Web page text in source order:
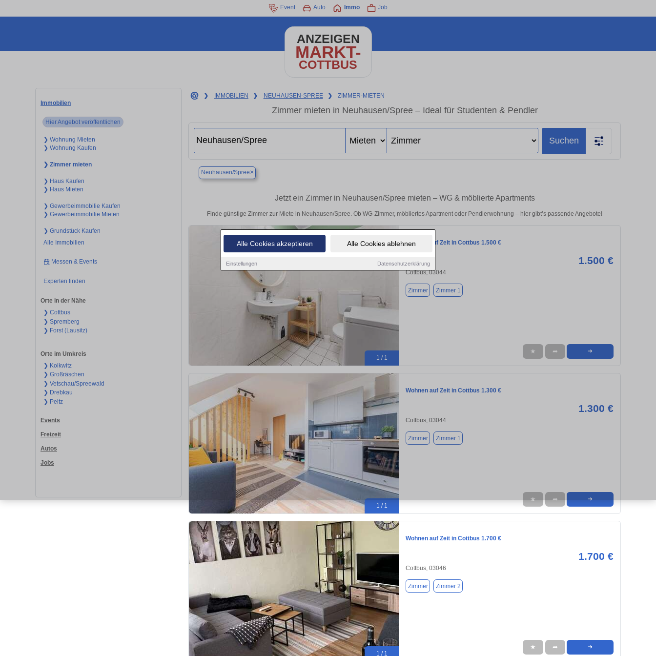
Alle Cookies akzeptieren Alle Cookies ablehnen
Einstellungen Datenschutzerklärung
Event Auto Immo Job
ANZEIGEN
MARKT-
COTTBUS
Immobilien
Hier Angebot veröffentlichen
❯ Wohnung Mieten
❯ Wohnung Kaufen
❯ Zimmer mieten
❯ Haus Kaufen
❯ Haus Mieten
❯ Gewerbeimmobilie Kaufen
❯ Gewerbeimmobilie Mieten
❯ Grundstück Kaufen
Alle Immobilien
Messen & Events
Experten finden
Orte in der Nähe
❯ Cottbus
❯ Spremberg
❯ Forst (Lausitz)
Orte im Umkreis
❯ Kolkwitz
❯ Großräschen
❯ Vetschau/Spreewald
❯ Drebkau
❯ Peitz
Events
Freizeit
Autos
Jobs
❯ IMMOBILIEN ❯ NEUHAUSEN-SPREE ❯ ZIMMER-MIETEN
Zimmer mieten in Neuhausen/Spree – Ideal für Studenten & Pendler
Suchen
Neuhausen/Spree×
Jetzt ein Zimmer in Neuhausen/Spree mieten – WG & möblierte Apartments
Finde günstige Zimmer zur Miete in Neuhausen/Spree. Ob WG-Zimmer, möbliertes Apartment oder Pendlerwohnung – hier gibt’s passende Angebote!
1 / 1
Wohnen auf Zeit in Cottbus 1.500 €
1.500 €
Cottbus, 03044
Zimmer Zimmer 1
★ ➦ ➜
1 / 1
Wohnen auf Zeit in Cottbus 1.300 €
1.300 €
Cottbus, 03044
Zimmer Zimmer 1
★ ➦ ➜
1 / 1
Wohnen auf Zeit in Cottbus 1.700 €
1.700 €
Cottbus, 03046
Zimmer Zimmer 2
★ ➦ ➜